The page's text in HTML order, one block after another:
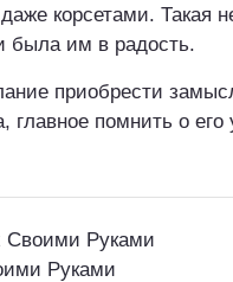
корсетами. Такая
была им в радость.
приобрести
помнить о его
Руками
Руками